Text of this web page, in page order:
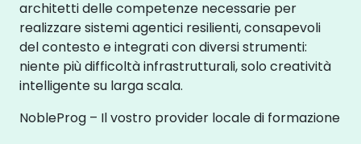
architetti delle competenze necessarie per
realizzare sistemi agentici resilienti, consapevoli
del contesto e integrati con diversi strumenti:
niente più difficoltà infrastrutturali, solo creatività
intelligente su larga scala.
NobleProg – Il vostro provider locale di formazione